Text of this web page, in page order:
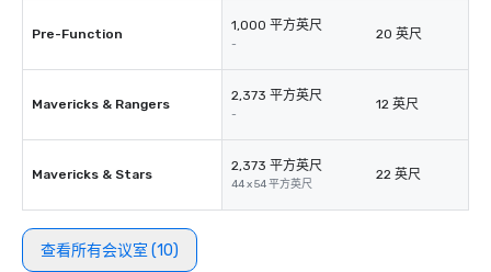
Pre-Function
1,000 平方英尺
-
20 英尺
Mavericks & Rangers
2,373 平方英尺
-
12 英尺
Mavericks & Stars
2,373 平方英尺
44 x 54 平方英尺
22 英尺
查看所有会议室 (10)